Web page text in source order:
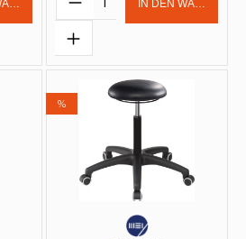
IN DEN
%